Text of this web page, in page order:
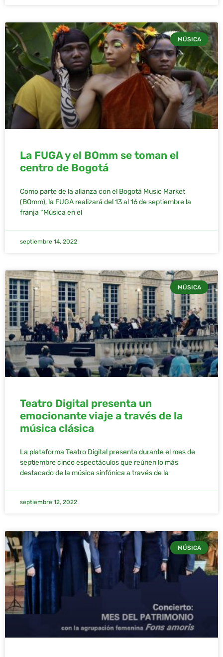
MÚSICA
La FUGA y el BOmm se toman el
centro de Bogotá
Como parte de la alianza con el Bogotá Music Market
(BOmm), la FUGA realizará del 13 al 16 de septiembre la
franja “Música en el
septiembre 14, 2022
MÚSICA
Teatro Digital presenta un
emocionante viaje a través de la
música clásica
La plataforma Teatro Digital presenta durante el mes de
septiembre cinco espectáculos que reúnen lo más
destacado de la música sinfónica a través de la
septiembre 12, 2022
MÚSICA